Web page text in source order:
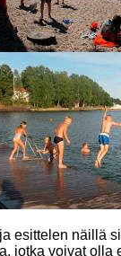
esittelen näillä
jotka voivat